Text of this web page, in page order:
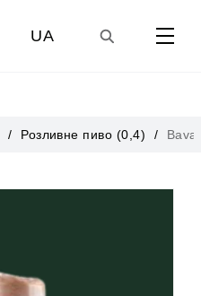
UA
Розливне пиво (0,4)